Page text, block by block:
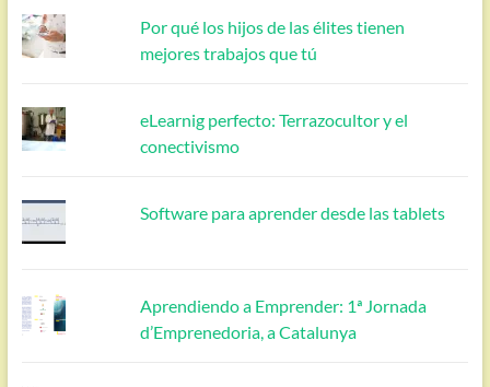
Por qué los hijos de las élites tienen
mejores trabajos que tú
eLearnig perfecto: Terrazocultor y el
conectivismo
Software para aprender desde las tablets
Aprendiendo a Emprender: 1ª Jornada
d’Emprenedoria, a Catalunya